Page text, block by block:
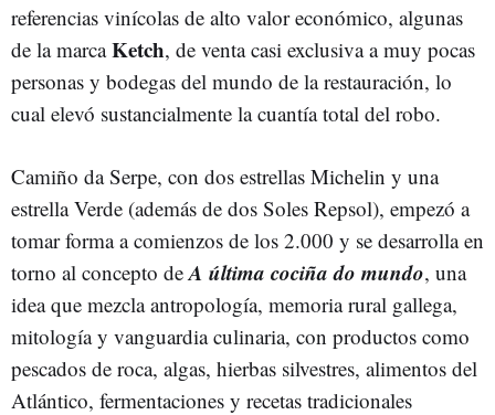
referencias vinícolas de alto valor económico, algunas
de la marcaKetch, de venta casi exclusiva a muy pocas
personas y bodegas del mundo de la restauración, lo
cual elevó sustancialmente la cuantía total del robo.
Camiño da Serpe, con dos estrellas Michelin y una
estrella Verde (además de dos Soles Repsol), empezó a
tomar forma a comienzos de los 2.000 y se desarrolla en
torno al concepto de A última cociña do mundo, una
idea que mezcla antropología, memoria rural gallega,
mitología y vanguardia culinaria, con productos como
pescados de roca, algas, hierbas silvestres, alimentos del
Atlántico, fermentaciones y recetas tradicionales